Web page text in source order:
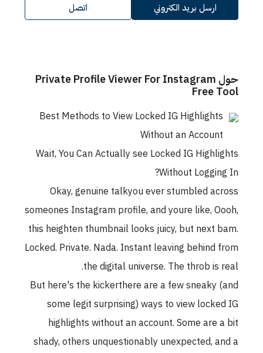
ارسل بريد الكتروني اتصل
حول Private Profile Viewer For Instagram
Free Tool
Best Methods to View Locked IG Highlights
Without an Account
Wait, You Can Actually see Locked IG Highlights
Without Logging In?
Okay, genuine talkyou ever stumbled across
someones Instagram profile, and youre like, Oooh,
this heighten thumbnail looks juicy, but next bam.
Locked. Private. Nada. Instant leaving behind from
the digital universe. The throb is real.
But here's the kickerthere are a few sneaky (and
some legit surprising) ways to view locked IG
highlights without an account. Some are a bit
shady, others unquestionably unexpected, and a